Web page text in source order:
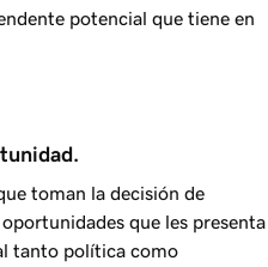
potencial que tiene en
toman la decisión de
que les presenta
tanto política como